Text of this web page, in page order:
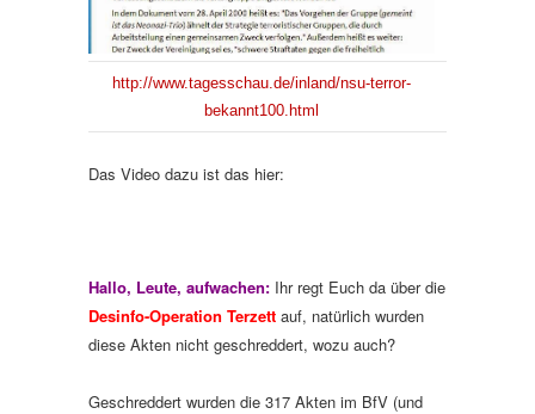
http://www.tagesschau.de/inland/nsu-terror-
bekannt100.html
Das Video dazu ist das hier:
Hallo, Leute, aufwachen: Ihr regt Euch da über die
Desinfo-Operation Terzett auf, natürlich wurden
diese Akten nicht geschreddert, wozu auch?
Geschreddert wurden die 317 Akten im BfV (und